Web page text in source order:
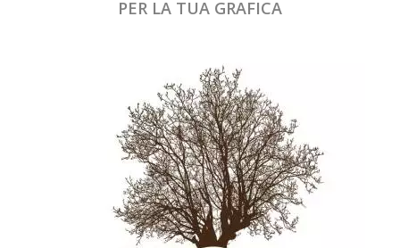
PER LA TUA GRAFICA